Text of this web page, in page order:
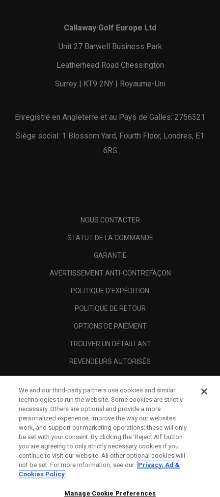
Callaway Golf Europe Ltd
Unit 27 Barwell Business Park
Leatherhead Road Chessington
Surrey | KT9 2NY | Royaume-Uni
Enregistré en Angleterre et au Pays de Galles: 2756321
Siège social: 1 Blossom Yard, Fourth Floor, Londres, E1
6RS
NOUS CONTACTER
STATUT DE LA COMMANDE
GARANTIE
AVERTISSEMENT ANTI-CONTREFAÇON
POLITIQUE D'EXPÉDITION
POLITIQUE DE RETOUR
OPTIONS DE PAIEMENT
TROUVER UN DÉTAILLANT
REVENDEURS AUTORISÉS
A PROPOS
MENTIONS LÉGALES
We and our third-party partners use cookies and similar
technologies to run the website. Some cookies are strictly
necessary. Others are optional and provide a more
personalized experience, improve the way our websites
work, and support our marketing operations; these will only
be set with your consent. By clicking the ‘Reject All' button
you are agreeing to only strictly necessary cookies if you
continue to visit our website. All other optional cookies will
not be set. For more information, see our Privacy, Ad &
Cookies Policy
Manage Cookie Preferences